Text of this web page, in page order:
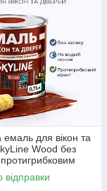
емаль для вікон та
Wood без
0.75 л
відправки